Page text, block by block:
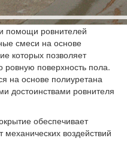
помощи ровнителей
смеси на основе
которых позволяет
ровную поверхность пола.
на основе полиуретана
достоинствами ровнителя
обеспечивает
воздействий